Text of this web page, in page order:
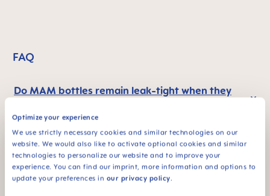
Optimize your experience
We use strictly necessary cookies and similar technologies on our
website. We would also like to activate optional cookies and similar
technologies to personalize our website and to improve your
experience. You can find our imprint, more information and options to
update your preferences in our privacy policy.
FAQ
Do MAM bottles remain leak-tight when they
Hoe werkt de zelfsteriliserende functie van
de Easy Start™ Anti-Colic-fles?